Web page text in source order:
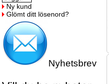
Ny kund
Glömt ditt lösenord?
Nyhetsbrev